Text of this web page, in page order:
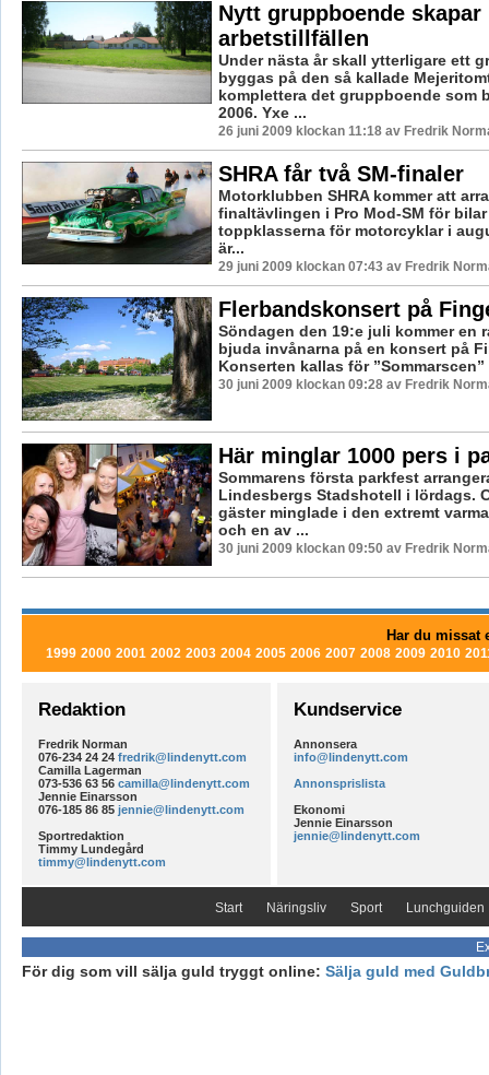
Nytt gruppboende skapar
arbetstillfällen
Under nästa år skall ytterligare ett
byggas på den så kallade
komplettera det gruppboende som
2006. Yxe ...
26 juni 2009 klockan 11:18 av Fredrik
SHRA får två SM-finaler
Motorklubben SHRA kommer att
finaltävlingen i Pro Mod-SM för
toppklasserna för motorcyklar i
är...
29 juni 2009 klockan 07:43 av Fredrik
Flerbandskonsert på
Söndagen den 19:e juli kommer en
bjuda invånarna på en konsert på
Konserten kallas för ”Sommarscen”
30 juni 2009 klockan 09:28 av Fredrik
Här minglar 1000 pers i
Sommarens första parkfest
Lindesbergs Stadshotell i lördags.
gäster minglade i den extremt
och en av ...
30 juni 2009 klockan 09:50 av Fredrik
Har du missat
1999 2000 2001 2002 2003 2004 2005 2006 2007 2008 2009 2010
Redaktion
Fredrik Norman
076-234 24 24 fredrik@lindenytt.com
Camilla Lagerman
073-536 63 56 camilla@lindenytt.com
Jennie Einarsson
076-185 86 85 jennie@lindenytt.com
Sportredaktion
Timmy Lundegård
timmy@lindenytt.com
Kundservice
Annonsera
info@lindenytt.com
Annonsprislista
Ekonomi
Jennie Einarsson
jennie@lindenytt.com
Start Näringsliv Sport Lunchguiden
För dig som vill sälja guld tryggt online: Sälja guld med